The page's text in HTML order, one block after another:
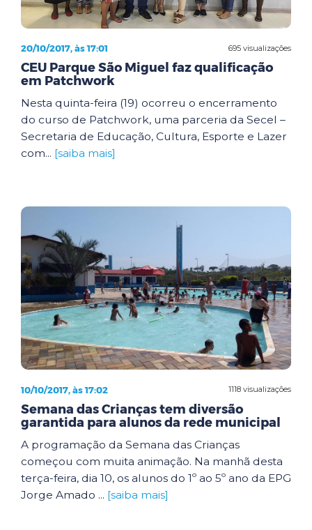
695 visualizações
20/10/2017, às 17:01
CEU Parque São Miguel faz qualificação
em Patchwork
Nesta quinta-feira (19) ocorreu o encerramento
do curso de Patchwork, uma parceria da Secel –
Secretaria de Educação, Cultura, Esporte e Lazer
com... [saiba mais]
1118 visualizações
10/10/2017, às 17:02
Semana das Crianças tem diversão
garantida para alunos da rede municipal
A programação da Semana das Crianças
começou com muita animação. Na manhã desta
terça-feira, dia 10, os alunos do 1º ao 5º ano da EPG
Jorge Amado ... [saiba mais]